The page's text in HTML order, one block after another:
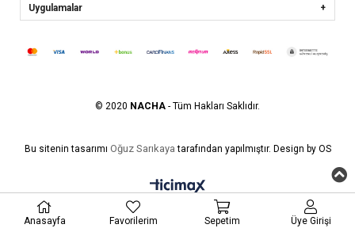
Uygulamalar
© 2020 NACHA - Tüm Hakları Saklıdır.
Bu sitenin tasarımı Oğuz Sarıkaya tarafından yapılmıştır. Design by OS
Anasayfa Favorilerim Sepetim Üye Girişi